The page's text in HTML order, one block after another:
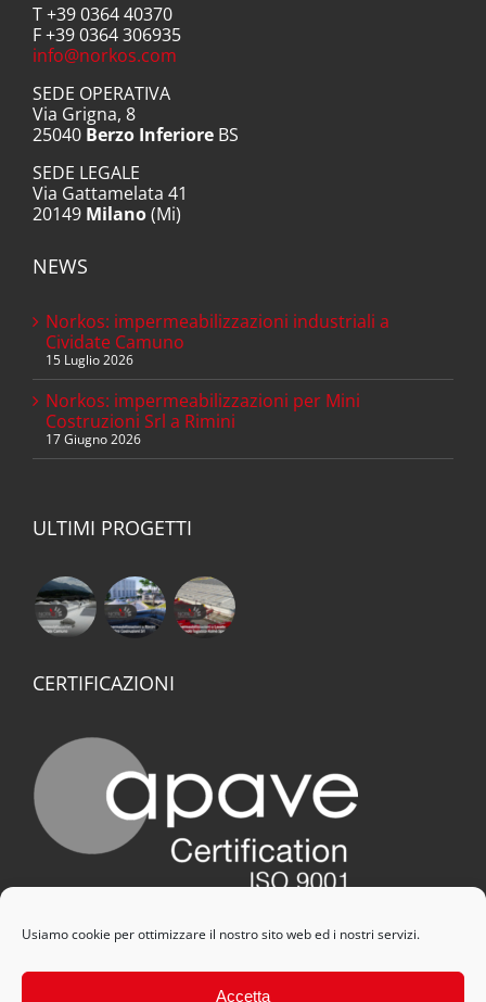
Usiamo cookie per ottimizzare il nostro sito web ed i nostri servizi.
Accetta
T +39 0364 40370
F +39 0364 306935
info@norkos.com
SEDE OPERATIVA
Via Grigna, 8
25040 Berzo Inferiore BS
SEDE LEGALE
Via Gattamelata 41
20149 Milano(Mi)
NEWS
Norkos: impermeabilizzazioni industriali a
Cividate Camuno
15 Luglio 2026
Norkos: impermeabilizzazioni per Mini
Costruzioni Srl a Rimini
17 Giugno 2026
ULTIMI PROGETTI
CERTIFICAZIONI